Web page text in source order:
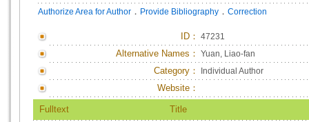
Authorize Area for Author ． Provide Bibliography ． Correction
ID ： 47231
Alternative Names： Yuan, Liao-fan
Category： Individual Author
Website：
Fulltext Title